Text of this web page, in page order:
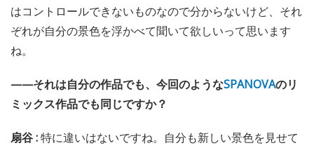
はコントロールできないものなので分からないけど、それ
ぞれが自分の景色を浮かべて聞いて欲しいって思います
ね。
——それは自分の作品でも、今回のようなSPANOVAのリ
ミックス作品でも同じですか？
扇谷 :特に違いはないですね。自分も新しい景色を見せて